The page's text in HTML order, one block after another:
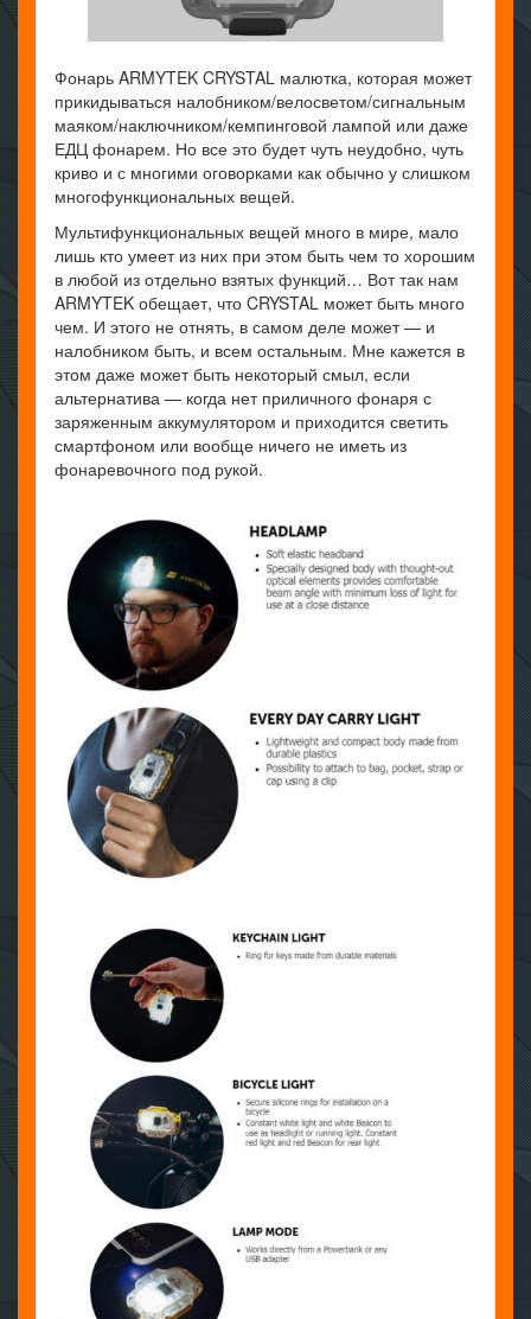
Фонарь ARMYTEK CRYSTAL малютка, которая может
прикидываться налобником/велосветом/сигнальным
маяком/наключником/кемпинговой лампой или даже
ЕДЦ фонарем. Но все это будет чуть неудобно, чуть
криво и с многими оговорками как обычно у слишком
многофункциональных вещей.
Мультифункциональных вещей много в мире, мало
лишь кто умеет из них при этом быть чем то хорошим
в любой из отдельно взятых функций… Вот так нам
ARMYTEK обещает, что CRYSTAL может быть много
чем. И этого не отнять, в самом деле может — и
налобником быть, и всем остальным. Мне кажется в
этом даже может быть некоторый смыл, если
альтернатива — когда нет приличного фонаря с
заряженным аккумулятором и приходится светить
смартфоном или вообще ничего не иметь из
фонаревочного под рукой.